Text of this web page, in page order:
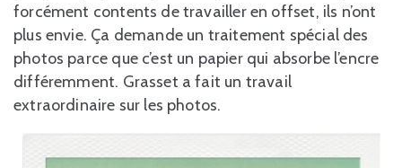
forcément contents de travailler en offset, ils n’ont
plus envie. Ça demande un traitement spécial des
photos parce que c’est un papier qui absorbe l’encre
différemment. Grasset a fait un travail
extraordinaire sur les photos.